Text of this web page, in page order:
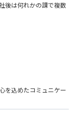
月1回の全社報告、週1
週でチームリーダーと
人目標を設定。年1
常的には「コミュニ
え合う文化がありま
、意思決定のスピー
立案・実行できる環境
、日本の声をグローバ
域のコミュニケーショ
クの中で日本の存在感
後は何れかの課で複数
の企画立案・実行、
立案・実行並びに行
、および災害時の対応
を込めたコミュニケー